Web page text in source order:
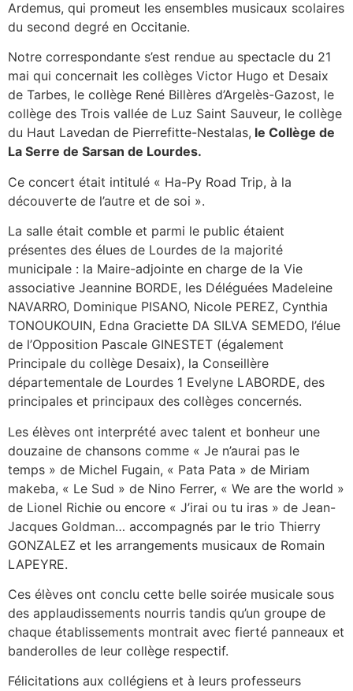
Ardemus, qui promeut les ensembles musicaux scolaires
du second degré en Occitanie.
Notre correspondante s’est rendue au spectacle du 21
mai qui concernait les collèges Victor Hugo et Desaix
de Tarbes, le collège René Billères d’Argelès-Gazost, le
collège des Trois vallée de Luz Saint Sauveur, le collège
du Haut Lavedan de Pierrefitte-Nestalas, le Collège de
La Serre de Sarsan de Lourdes.
Ce concert était intitulé « Ha-Py Road Trip, à la
découverte de l’autre et de soi ».
La salle était comble et parmi le public étaient
présentes des élues de Lourdes de la majorité
municipale : la Maire-adjointe en charge de la Vie
associative Jeannine BORDE, les Déléguées Madeleine
NAVARRO, Dominique PISANO, Nicole PEREZ, Cynthia
TONOUKOUIN, Edna Graciette DA SILVA SEMEDO, l’élue
de l’Opposition Pascale GINESTET (également
Principale du collège Desaix), la Conseillère
départementale de Lourdes 1 Evelyne LABORDE, des
principales et principaux des collèges concernés.
Les élèves ont interprété avec talent et bonheur une
douzaine de chansons comme « Je n’aurai pas le
temps » de Michel Fugain, « Pata Pata » de Miriam
makeba, « Le Sud » de Nino Ferrer, « We are the world »
de Lionel Richie ou encore « J’irai ou tu iras » de Jean-
Jacques Goldman… accompagnés par le trio Thierry
GONZALEZ et les arrangements musicaux de Romain
LAPEYRE.
Ces élèves ont conclu cette belle soirée musicale sous
des applaudissements nourris tandis qu’un groupe de
chaque établissements montrait avec fierté panneaux et
banderolles de leur collège respectif.
Félicitations aux collégiens et à leurs professeurs